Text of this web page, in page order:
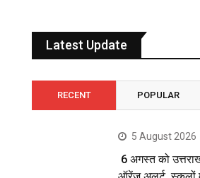
Latest Update
RECENT POPULAR
5 August 2026
6 अगस्त को